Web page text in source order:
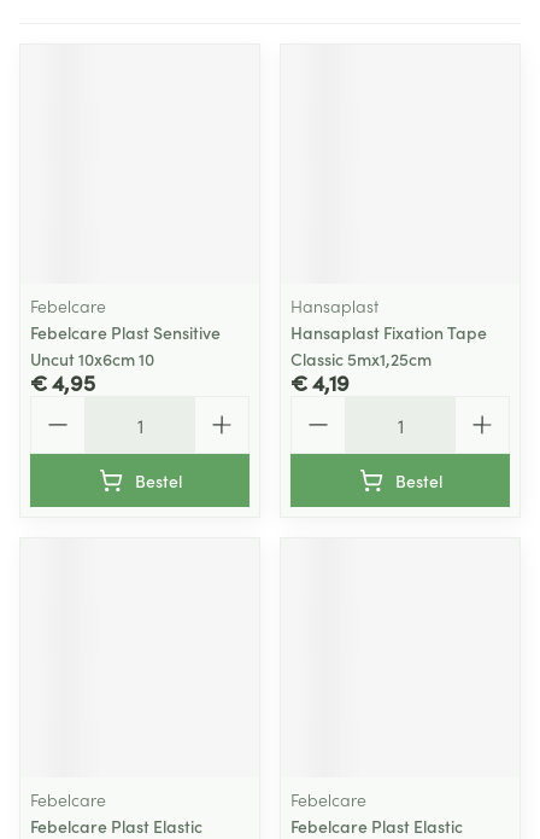
Febelcare
Febelcare Plast Sensitive
Uncut 10x6cm 10
€ 4,95
Bestel
Hansaplast
Hansaplast Fixation Tape
Classic 5mx1,25cm
€ 4,19
Bestel
Febelcare
Febelcare Plast Elastic
Febelcare
Febelcare Plast Elastic